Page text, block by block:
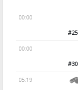
00:00
#25
00:00
#30
05:19